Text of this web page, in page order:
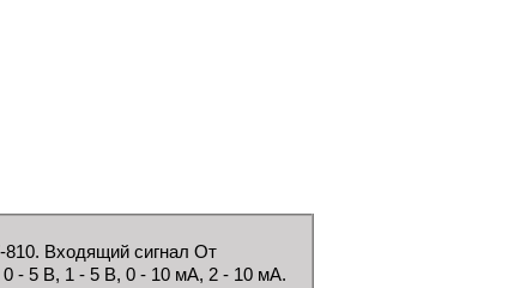
810. Входящий сигнал От
- 5 В, 1 - 5 В, 0 - 10 мA, 2 - 10 мA.